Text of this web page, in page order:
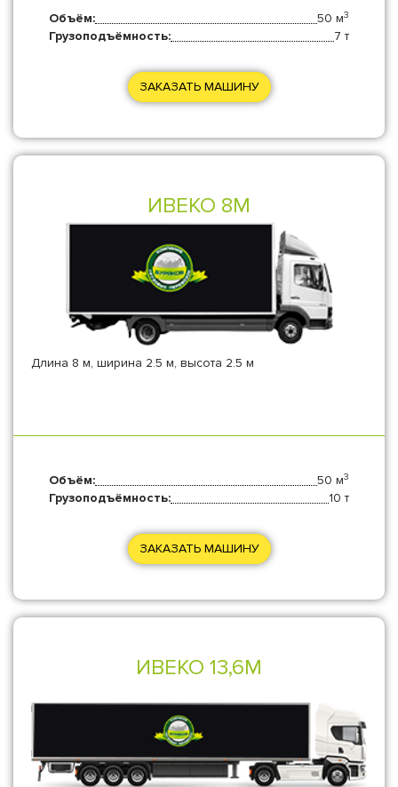
Объём: 50 м3
Грузоподъёмность: 7 т
ЗАКАЗАТЬ МАШИНУ
ИВЕКО 8М
Длина 8 м, ширина 2.5 м, высота 2.5 м
Объём: 50 м3
Грузоподъёмность: 10 т
ЗАКАЗАТЬ МАШИНУ
ИВЕКО 13,6М